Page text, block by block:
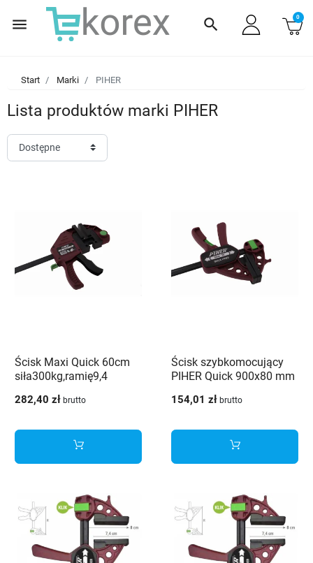
menu search 0
Start Marki PIHER
Lista produktów marki PIHER
Ścisk Maxi Quick 60cm
siła300kg,ramię9,4
282,40 zł brutto
Ścisk szybkomocujący
PIHER Quick 900x80 mm
154,01 zł brutto